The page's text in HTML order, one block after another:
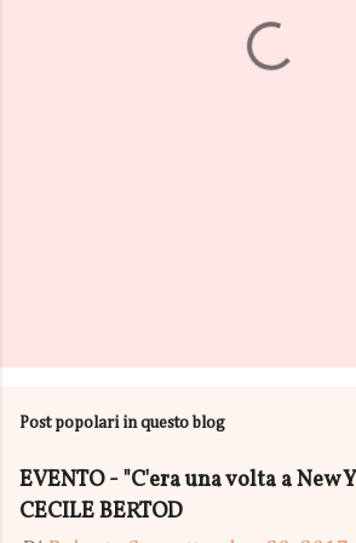
Post popolari in questo blog
EVENTO - "C'era una volta a New
CECILE BERTOD